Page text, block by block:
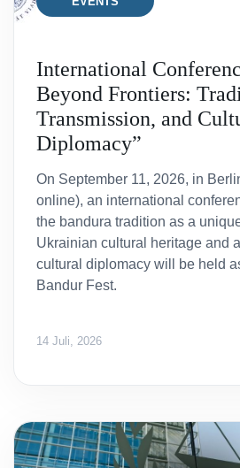
International
Beyond Frontiers:
Transmission, and
Diplomacy”
On September 11, 2026, in
online), an international
the bandura tradition as a
Ukrainian cultural heritage and
cultural diplomacy will be held
Bandur Fest.
14 Juli, 2026